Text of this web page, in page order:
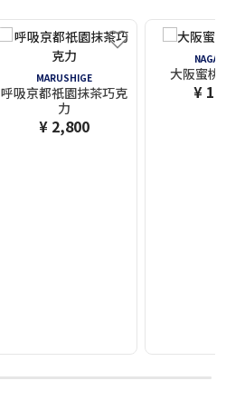
MARUSHIGE
呼吸京都祇園抹茶巧克
力
¥ 2,800
大阪蜜桃
¥
5 6 7 8 9